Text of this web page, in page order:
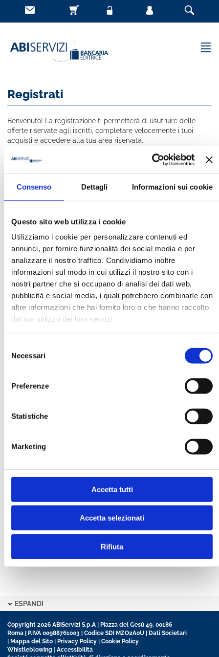
Consenso Dettagli Informazioni sui cookie
Questo sito web utilizza i cookie
Utilizziamo i cookie per personalizzare contenuti ed
annunci, per fornire funzionalità dei social media e per
analizzare il nostro traffico. Condividiamo inoltre
informazioni sul modo in cui utilizzi il nostro sito con i
nostri partner che si occupano di analisi dei dati web,
pubblicità e social media, i quali potrebbero combinarle con
altre informazioni che hai fornito loro o che hanno raccolto
dal tuo utilizzo dei loro servizi.
delNecessari
Preferenze
Statistiche
Marketing
Accetta tutti
Accetta selezionati
Rifiuta
Registrati
Benvenuto! La registrazione ti permetterà di usufruire delle
offerte riservate agli iscritti, completare velocemente i tuoi
acquisti e accedere alla tua area riservata.
Tutti i campi indicati con * sono obbligatori
DATA DI NASCITA *
E-MAIL *
AZIENDA
FUNZIONE AZIENDALE
Ho letto e accetto l’informativa sulla
Ho preso visione delleCondizioni Generalidi
contratto disciplinanti il sito
ESPANDI
Copyright 2026 ABIServizi S.p.A | Piazza del Gesù 49, 00186
Roma | P.IVA 00988761003 | Codice SDI MZO2A0U | Dati Societari
| Mappa del Sito | Privacy Policy | Cookie Policy |
Whistleblowing | Accessibilità